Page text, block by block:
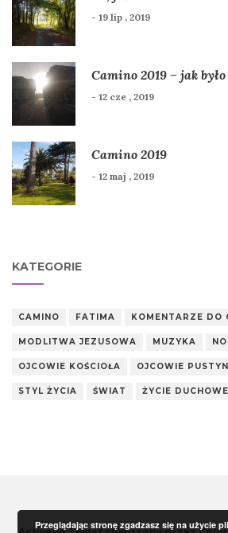
- 19 lip , 2019
Camino 2019 – jak było
- 12 cze , 2019
Camino 2019
- 12 maj , 2019
KATEGORIE
CAMINO FATIMA KOMENTARZE DO
MODLITWA JEZUSOWA MUZYKA
OJCOWIE KOŚCIOŁA OJCOWIE
STYL ŻYCIA ŚWIAT ŻYCIE DUCHOWE
Przeglądając stronę zgadzasz się na użycie